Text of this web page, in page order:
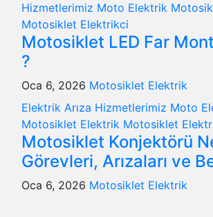
Hizmetlerimiz Moto Elektrik
Motosiklet Elektrikci
Motosiklet LED Far
?
Oca 6, 2026 Motosiklet Elektrik
Elektrik Arıza Hizmetlerimiz Moto
Motosiklet Elektrik Motosiklet
Motosiklet Konjektörü
Görevleri, Arızaları ve
Oca 6, 2026 Motosiklet Elektrik